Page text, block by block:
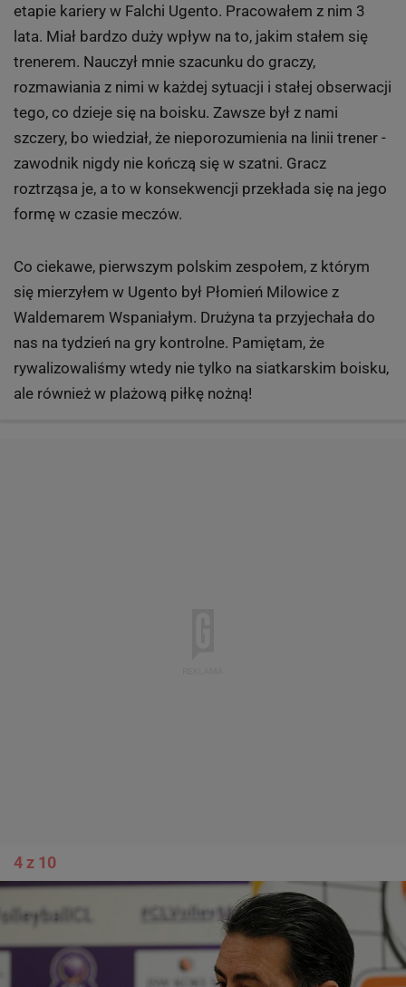
etapie kariery w Falchi Ugento. Pracowałem z nim 3
lata. Miał bardzo duży wpływ na to, jakim stałem się
trenerem. Nauczył mnie szacunku do graczy,
rozmawiania z nimi w każdej sytuacji i stałej obserwacji
tego, co dzieje się na boisku. Zawsze był z nami
szczery, bo wiedział, że nieporozumienia na linii trener -
zawodnik nigdy nie kończą się w szatni. Gracz
roztrząsa je, a to w konsekwencji przekłada się na jego
formę w czasie meczów.
Co ciekawe, pierwszym polskim zespołem, z którym
się mierzyłem w Ugento był Płomień Milowice z
Waldemarem Wspaniałym. Drużyna ta przyjechała do
nas na tydzień na gry kontrolne. Pamiętam, że
rywalizowaliśmy wtedy nie tylko na siatkarskim boisku,
ale również w plażową piłkę nożną!
4 z 10